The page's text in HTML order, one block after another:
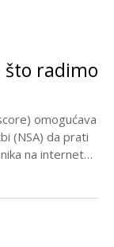
što radimo
omogućava
(NSA) da prati
na internetu,